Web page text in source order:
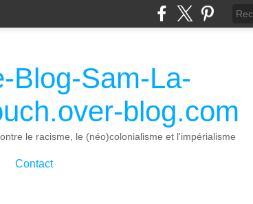
Blog-Sam-La-
blog.com
le racisme, le (néo)colonialisme et l'impérialisme
Contact